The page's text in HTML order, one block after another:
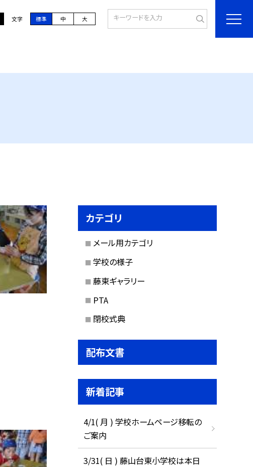
文字 標準 中 大
カテゴリ
メール用カテゴリ
学校の様子
藤東ギャラリー
PTA
閉校式典
配布文書
新着記事
4/1( 月 ) 学校ホームページ移転の
ご案内
3/31( 日 ) 藤山台東小学校は本日